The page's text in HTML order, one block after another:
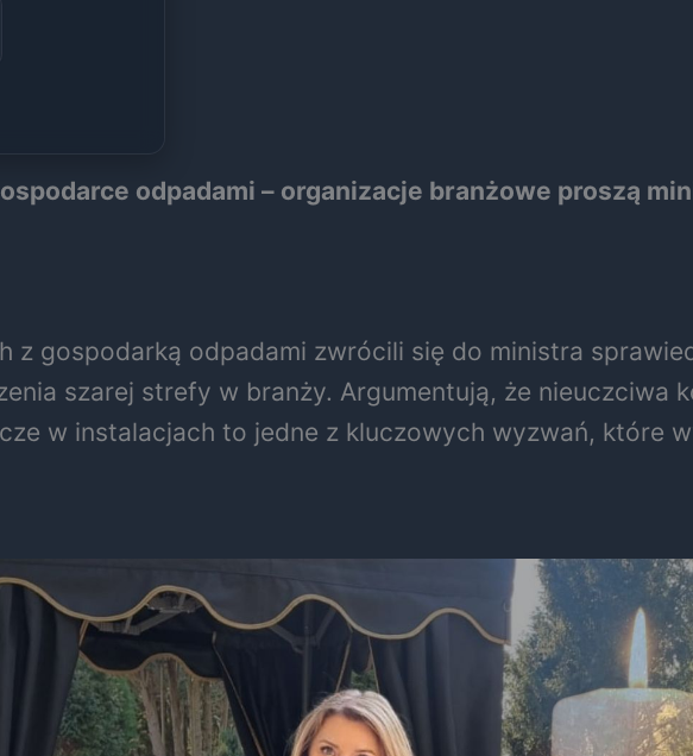
odpadami – organizacje branżowe proszą
z gospodarką odpadami zwrócili się do ministra
szarej strefy w branży. Argumentują, że nieuczciwa
w instalacjach to jedne z kluczowych wyzwań, które